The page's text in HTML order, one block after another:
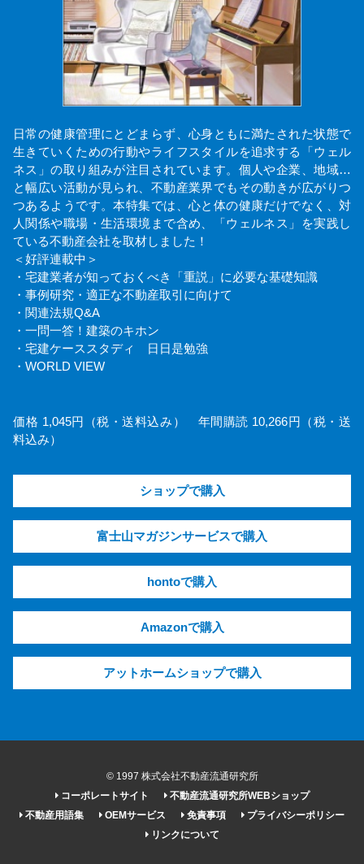
日常の健康管理にとどまらず、心身ともに満たされた状態で
生きていくための行動やライフスタイルを追求する「ウェル
ネス」の取り組みが注目されています。個人や企業、地域…
と幅広い活動が見られ、不動産業界でもその動きが広がりつ
つあるようです。本特集では、心と体の健康だけでなく、対
人関係や職場・生活環境まで含め、「ウェルネス」を実践し
ている不動産会社を取材しました！
＜好評連載中＞
・宅建業者が知っておくべき「重説」に必要な基礎知識
・事例研究・適正な不動産取引に向けて
・関連法規Q&A
・一問一答！建築のキホン
・宅建ケーススタディ 日日是勉強
・WORLD VIEW
価格 1,045円（税・送料込み） 年間購読 10,266円（税・送
料込み）
ショップで購入
富士山マガジンサービスで購入
hontoで購入
Amazonで購入
アットホームショップで購入
© 1997 株式会社不動産流通研究所
コーポレートサイト
不動産流通研究所WEBショップ
不動産用語集
OEMサービス 免責事項
プライバシーポリシー
リンクについて